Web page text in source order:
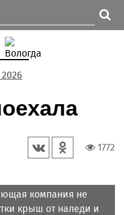
1772
компания не
крыш от наледи и